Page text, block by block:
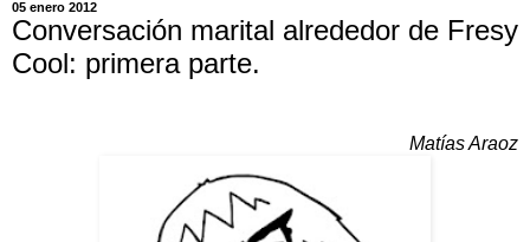
05 enero 2012
Conversación marital alrededor de Fresy
Cool: primera parte.
Matías Araoz